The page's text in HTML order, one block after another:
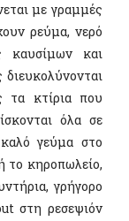
με γραμμές
ρεύμα, νερό
καυσίμων και
διευκολύνονται
τα κτίρια που
όλα σε
γεύμα στο
το κηροπωλείο,
γρήγορο
στη ρεσεψιόν